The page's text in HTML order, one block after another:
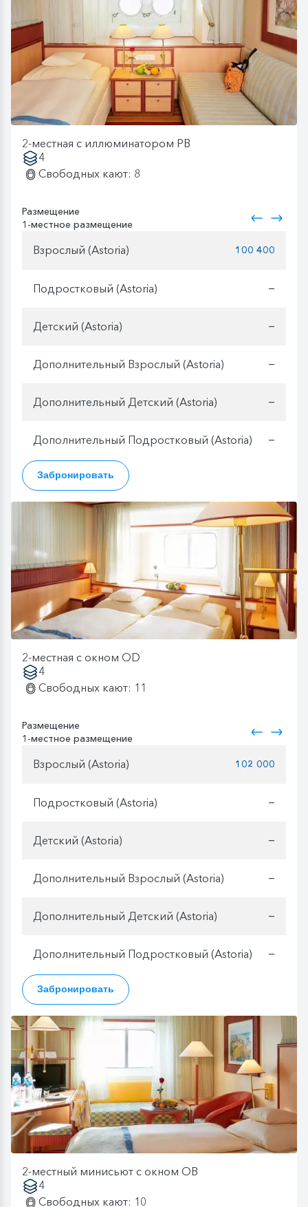
2-местная с иллюминатором PB
4
Свободных кают: 8
Размещение
1-местное размещение
Взрослый (Astoria) 100 400
Подростковый (Astoria) —
Детский (Astoria) —
Дополнительный Взрослый (Astoria) —
Дополнительный Детский (Astoria) —
Дополнительный Подростковый (Astoria) —
Забронировать
2-местная с окном OD
4
Свободных кают: 11
Размещение
1-местное размещение
Взрослый (Astoria) 102 000
Подростковый (Astoria) —
Детский (Astoria) —
Дополнительный Взрослый (Astoria) —
Дополнительный Детский (Astoria) —
Дополнительный Подростковый (Astoria) —
Забронировать
2-местный минисьют с окном OB
4
Свободных кают: 10